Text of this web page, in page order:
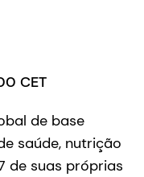
CET
de base
saúde, nutrição
de suas próprias